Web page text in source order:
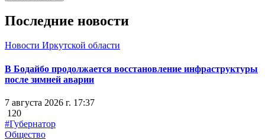
Последние новости
Новости Иркутской области
В Бодайбо продолжается восстановление инфраструктуры
после зимней аварии
7 августа 2026 г. 17:37
120
#Губернатор
Общество